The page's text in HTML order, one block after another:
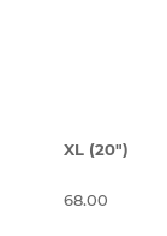
XL (20")
68.00